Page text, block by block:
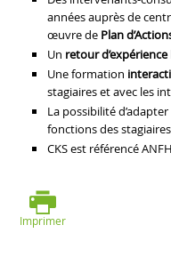
années auprès de
œuvre de Plan
Un retour d’expérience
Une formation
stagiaires et avec les
La possibilité
fonctions des stagiaires
CKS est référencé ANFH
Imprimer